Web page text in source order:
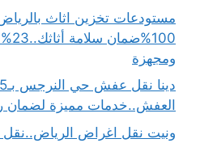
مستودعات تخزين اثاث
ومجهزة
العفش..خدمات مميزة لضمان
ونيت نقل اغراض